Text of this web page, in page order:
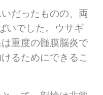
だったものの、両
いでした。ウサギ
重度の髄膜脳炎で
るためにできるこ